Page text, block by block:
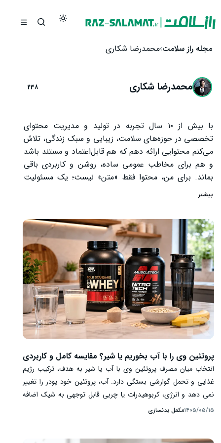
پرش به محتوا
مجله راز سلامت محمدرضا شکاری
محمدرضا شکاری 238
با بیش از ۱۰ سال تجربه در تولید و مدیریت محتوای
تخصصی در حوزه‌های سلامت، زیبایی و سبک زندگی، تلاش
می‌کنم محتوایی ارائه دهم که هم قابل‌اعتماد و مستند باشد
و هم برای مخاطب عمومی ساده، روشن و کاربردی باقی
بماند. برای من، محتوا فقط «متن» نیست؛ یک مسئولیت
است—به‌خصوص وقتی درباره موضوعاتی صحبت می‌کنیم
انتخاب‌های تغذیه‌ای یا سبک زندگی افراد در ارتباط است. به
همین دلیل، در تولید و بازبینی مطالب این سایت، اصول
دقت، شفافیت و پرهیز از اغراق را جدی می‌گیرم.
بیشتر
پروتئین وی را با آب بخوریم یا شیر؟ مقایسه کامل و کاربردی
انتخاب میان مصرف پروتئین وی با آب یا شیر به هدف، ترکیب رژیم
غذایی و تحمل گوارشی بستگی دارد. آب، پروتئین خود پودر را تغییر
نمی دهد و انرژی، کربوهیدرات یا چربی قابل توجهی به شیک اضافه
نمی کند. شیر می تواند مقدار پروتئین، انرژی، کربوهیدرات، چربی و
۱۴۰۵/۰۵/۱۵مکمل بدنسازی